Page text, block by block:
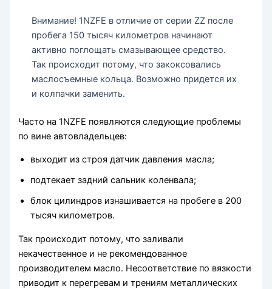
Внимание! 1NZFE в отличие от серии ZZ после
пробега 150 тысяч километров начинают
активно поглощать смазывающее средство.
Так происходит потому, что закоксовались
маслосъемные кольца. Возможно придется их
и колпачки заменить.
Часто на 1NZFE появляются следующие проблемы
по вине автовладельцев:
выходит из строя датчик давления масла;
подтекает задний сальник коленвала;
блок цилиндров изнашивается на пробеге в 200
тысяч километров.
Так происходит потому, что заливали
некачественное и не рекомендованное
производителем масло. Несоответствие по вязкости
приводит к перегревам и трениям металлических